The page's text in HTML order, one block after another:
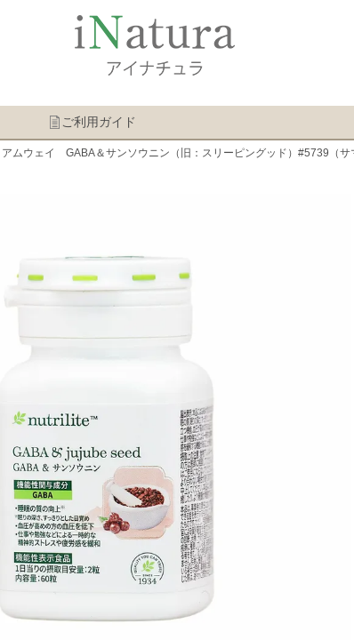
ご利用ガイド
アムウェイ GABA＆サンソウニン（旧：スリーピングッド）#5739（サ